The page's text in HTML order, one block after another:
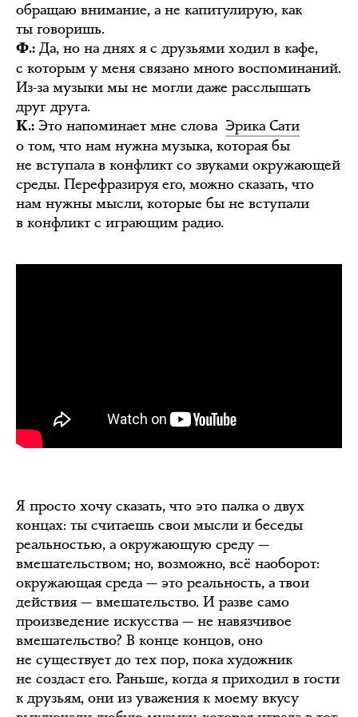
обращаю внимание, а не капитулирую, как
ты говоришь.
Ф.: Да, но на днях я с друзьями ходил в кафе,
с которым у меня связано много воспоминаний.
Из-за музыки мы не могли даже расслышать
друг друга.
К.: Это напоминает мне слова Эрика Сати
о том, что нам нужна музыка, которая бы
не вступала в конфликт со звуками окружающей
среды. Перефразируя его, можно сказать, что
нам нужны мысли, которые бы не вступали
в конфликт с играющим радио.
Я просто хочу сказать, что это палка о двух
концах: ты считаешь свои мысли и беседы
реальностью, а окружающую среду —
вмешательством; но, возможно, всё наоборот:
окружающая среда — это реальность, а твои
действия — вмешательство. И разве само
произведение искусства — не навязчивое
вмешательство? В конце концов, оно
не существует до тех пор, пока художник
не создаст его. Раньше, когда я приходил в гости
к друзьям, они из уважения к моему вкусу